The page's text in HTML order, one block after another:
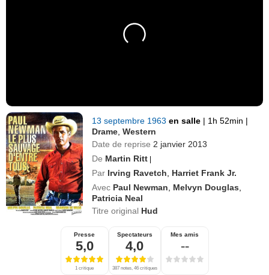
13 septembre 1963en salle | 1h 52min |
Drame ,Western
Date de reprise 2 janvier 2013
De Martin Ritt |
Par Irving Ravetch
Harriet Frank Jr.
Avec Paul Newman Melvyn Douglas
Patricia Neal
Titre original Hud
Presse
5,0
1 critique
Spectateurs
4,0
387 notes, 46 critiques
Mes amis
--